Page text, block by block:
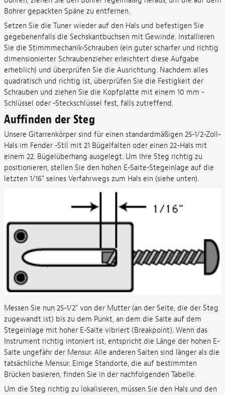
Bohrer gepackten Späne zu entfernen.
Setzen Sie die Tuner wieder auf den Hals und befestigen Sie
gegebenenfalls die Sechskantbuchsen mit Gewinde. Installieren
Sie die Stimmmechanik-Schrauben (ein guter scharfer und richtig
dimensionierter Schraubenzieher erleichtert diese Aufgabe
erheblich) und überprüfen Sie die Ausrichtung. Nachdem alles
quadratisch und richtig ist, überprüfen Sie die Festigkeit der
Schrauben und ziehen Sie die Kopfplatte mit einem 10 mm -
Schlüssel oder -Steckschlüssel fest, falls zutreffend.
Auffinden der Steg
Unsere Gitarrenkörper sind für einen standardmäßigen 25-1/2-Zoll-
Hals im Fender -Stil mit 21 Bügelfalten oder einen 22-Hals mit
einem 22. Bügelüberhang ausgelegt. Um Ihre Steg richtig zu
positionieren, stellen Sie den hohen E-Saite-Stegeinlage auf die
letzten 1/16" seines Verfahrwegs zum Hals ein (siehe unten).
Messen Sie nun 25-1/2" von der Mutter (an der Seite, die der Steg
zugewandt ist) bis zu dem Punkt, an dem die Saite auf dem
Stegeinlage mit hoher E-Saite vibriert (Breakpoint). Wenn das
Instrument richtig intoniert ist, entspricht die Länge der hohen E-
Saite ungefähr der Mensur. Alle anderen Saiten sind länger als die
tatsächliche Mensur. Einige Standorte, die auf bestimmten
Brücken basieren, finden Sie in der nachfolgenden Tabelle.
Um die Steg richtig zu lokalisieren, müssen Sie den Hals und den